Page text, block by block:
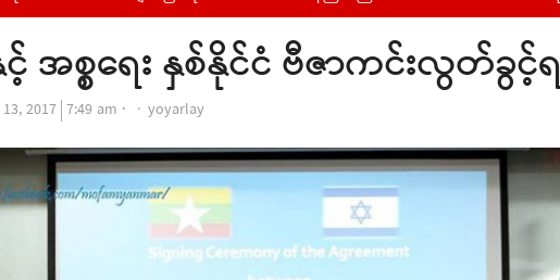
င့် အစ္စရေး နှစ်နိုင်ငံ ဗီဇာကင်းလွတ်ခွင့်
2017 7:49 am Author
yoyarlay